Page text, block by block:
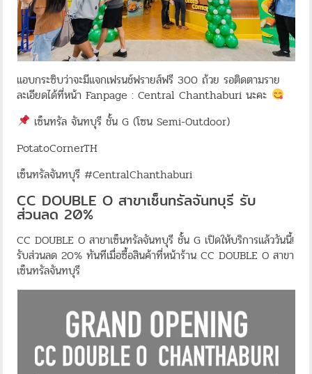
แอบกระซิบว่าจะมีแจกเฟรนช์ฟรายส์ฟรี 300 ถ้วย รอติดตามราย
ละเอียดได้ที่หน้า Fanpage : Central Chanthaburi นะคะ
เซ็นทรัล จันทบุรี ชั้น G (โซน Semi-Outdoor)
PotatoCornerTH
เซ็นทรัลจันทบุรี #CentralChanthaburi
CC DOUBLE O สาขาเซ็นทรัลจันทบุรี รับ
ส่วนลด 20%
CC DOUBLE O สาขาเซ็นทรัลจันทบุรี ชั้น G เปิดให้บริการแล้ววันนี้!
รับส่วนลด 20% ทันทีเมื่อซื้อสินค้าที่หน้าร้าน CC DOUBLE O สาขา
เซ็นทรัลจันทบุรี